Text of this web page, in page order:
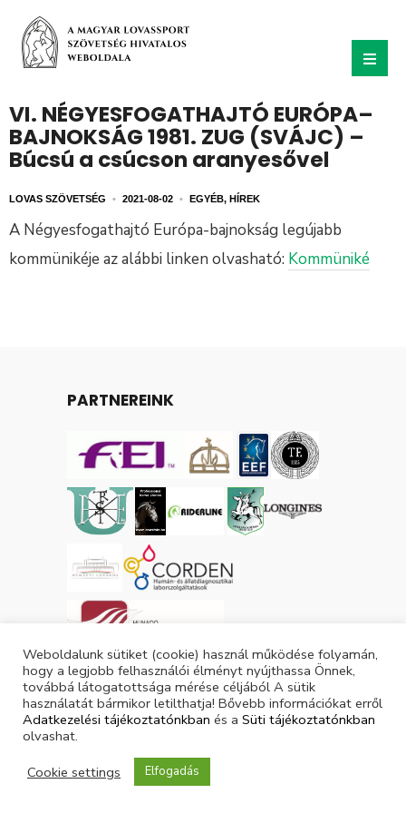
VI. NÉGYESFOGATHAJTÓ EURÓPA–
BAJNOKSÁG 1981. ZUG (SVÁJC) –
Búcsú a csúcson aranyesővel
LOVAS SZÖVETSÉG • 2021-08-02 • EGYÉB, HÍREK
A Négyesfogathajtó Európa-bajnokság legújabb
kommünikéje az alábbi linken olvasható: Kommüniké
PARTNEREINK
Tárgyévi lovas licencek száma: 3053
Tárgyévi ló licencek száma: 3877
Weboldalunk sütiket (cookie) használ működése folyamán,
hogy a legjobb felhasználói élményt nyújthassa Önnek,
továbbá látogatottsága mérése céljából A sütik
használatát bármikor letilthatja! Bővebb információkat erről
Adatkezelési tájékoztatónkban és a Süti tájékoztatónkban
olvashat.
Cookie settings
Elfogadás